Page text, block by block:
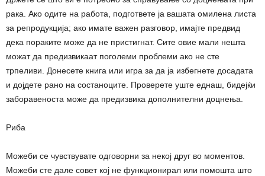
рака. Ако одите на работа, подгответе ја вашата омилена листа
за репродукција; ако имате важен разговор, имајте предвид
дека пораките може да не пристигнат. Сите овие мали нешта
можат да предизвикаат поголеми проблеми ако не сте
трпеливи. Донесете книга или игра за да ја избегнете досадата
и дојдете рано на состаноците. Проверете уште еднаш, бидејќи
заборавеноста може да предизвика дополнителни доцнења.
Риба
Можеби се чувствувате одговорни за некој друг во моментов.
Можеби сте дале совет кој не функционирал или помошта што